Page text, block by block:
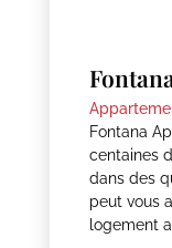
Fontana
centaines
dans des
peut vous
logement